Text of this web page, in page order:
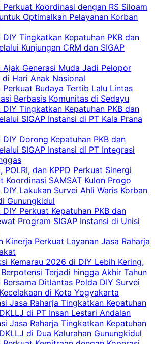
Perkuat Koordinasi dengan RS Siloam
Optimalkan Pelayanan Korban
DIY Tingkatkan Kepatuhan PKB dan
Kunjungan CRM dan SIGAP
Ajak Generasi Muda Jadi Pelopor
di Hari Anak Nasional
Perkuat Budaya Tertib Lalu Lintas
Berbasis Komunitas di Sedayu
DIY Tingkatkan Kepatuhan PKB dan
SIGAP Instansi di PT Kala Prana
DIY Dorong Kepatuhan PKB dan
SIGAP Instansi di PT Integrasi
POLRI, dan KPPD Perkuat Sinergi
Koordinasi SAMSAT Kulon Progo
DIY Lakukan Survei Ahli Waris Korban
Gunungkidul
DIY Perkuat Kepatuhan PKB dan
Program SIGAP Instansi di Unisi
Kinerja Perkuat Layanan Jasa Raharja
Kemarau 2026 di DIY Lebih Kering,
Terjadi hingga Akhir Tahun
Bersama Ditlantas Polda DIY Survei
di Kota Yogyakarta
Jasa Raharja Tingkatkan Kepatuhan
di PT Insan Lestari Andalan
Jasa Raharja Tingkatkan Kepatuhan
di Dua Kalurahan Gunungkidul